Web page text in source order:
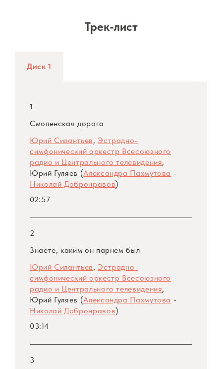
четыре песни из цикла «Созвездие
небо», «На взлет», «Мы учим летать
самолеты» и «Нежность».
Александра Пахмутова
Трек-лист
Диск 1
1
Смоленская дорога
Юрий Силантьев,Эстрадно-
симфонический оркестр Всесоюзного
радио и Центрального телевидения,
Юрий Гуляев (Александра Пахмутова -
Николай Добронравов)
02:57
2
Знаете, каким он парнем был
Юрий Силантьев,Эстрадно-
симфонический оркестр Всесоюзного
радио и Центрального телевидения,
Юрий Гуляев (Александра Пахмутова -
Николай Добронравов)
03:14
3